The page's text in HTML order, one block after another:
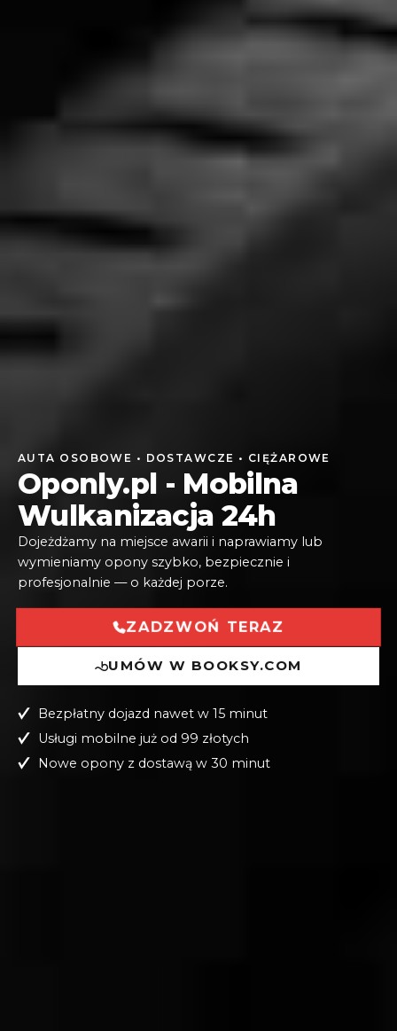
AUTA OSOBOWE • DOSTAWCZE • CIĘŻAROWE
Oponly.pl - Mobilna
Wulkanizacja 24h
Dojeżdżamy na miejsce awarii i naprawiamy lub
wymieniamy opony szybko, bezpiecznie i
profesjonalnie — o każdej porze.
UMÓW W BOOKSY.COM
Bezpłatny dojazd nawet w 15 minut
Usługi mobilne już od 99 złotych
Nowe opony z dostawą w 30 minut